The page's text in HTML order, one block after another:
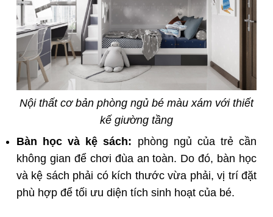
Nội thất cơ bản phòng ngủ bé màu xám với thiết
kế giường tầng
Bàn học và kệ sách: phòng ngủ của trẻ cần
không gian để chơi đùa an toàn. Do đó, bàn học
và kệ sách phải có kích thước vừa phải, vị trí đặt
phù hợp để tối ưu diện tích sinh hoạt của bé.